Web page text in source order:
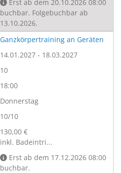
Erst ab dem 20.10.2026 08:00
buchbar. Folgebuchbar ab
13.10.2026.
Ganzkörpertraining an Geräten
14.01.2027 - 18.03.2027
10
18:00
Donnerstag
10/10
130,00 €
inkl. Badeintri...
Erst ab dem 17.12.2026 08:00
buchbar.